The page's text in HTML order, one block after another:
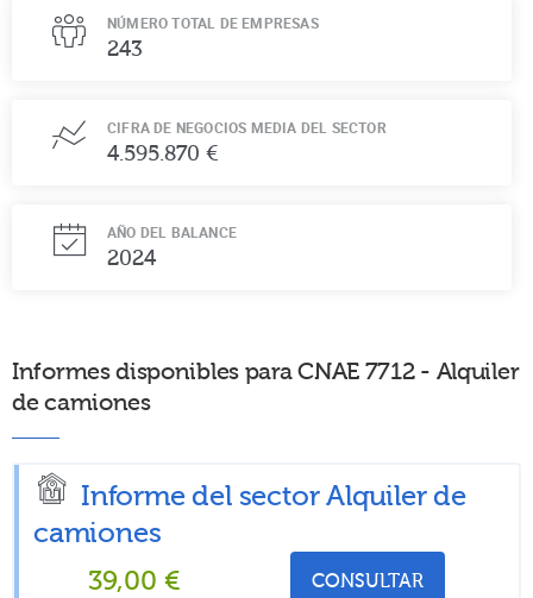
NÚMERO TOTAL DE EMPRESAS
243
CIFRA DE NEGOCIOS MEDIA DEL SECTOR
4.595.870 €
AÑO DEL BALANCE
2024
Informes disponibles para CNAE 7712 - Alquiler
de camiones
Informe del sector Alquiler de
camiones
39,00 € CONSULTAR